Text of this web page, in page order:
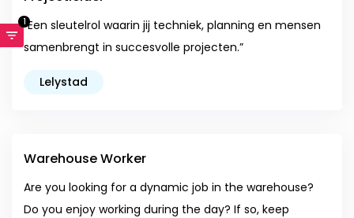
“Een sleutelrol waarin jij techniek, planning en mensen
samenbrengt in succesvolle projecten.”
Lelystad
Warehouse Worker
Are you looking for a dynamic job in the warehouse?
Do you enjoy working during the day? If so, keep
1